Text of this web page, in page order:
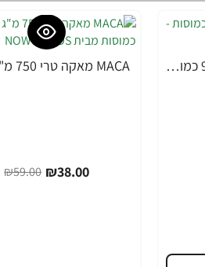
MACA מאקה 750 מ"ג 90 כמוסות - מבית NOW FOODS -36%
₪38.00
₪59.00